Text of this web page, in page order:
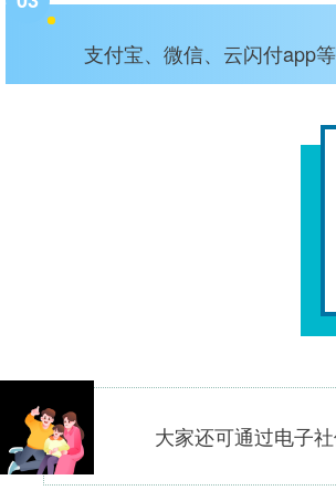
支付宝、微信、云闪付app等
大家还可通过电子